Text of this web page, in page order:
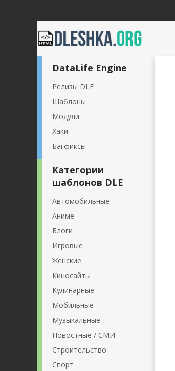
DataLife Engine
Релизы DLE
Шаблоны
Модули
Хаки
Багфиксы
Категории
шаблонов DLE
Автомобильные
Аниме
Блоги
Игровые
Женские
Киносайты
Кулинарные
Мобильные
Музыкальные
Новостные / СМИ
Строительство
Спорт